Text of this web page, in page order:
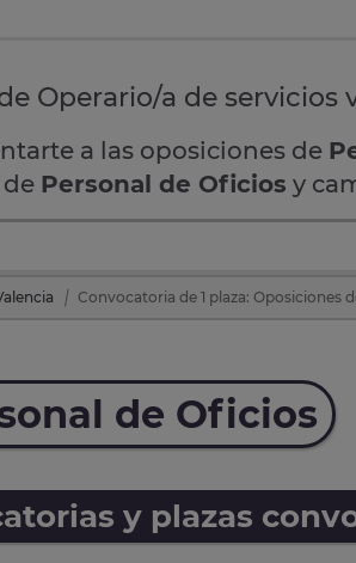
Operario/a de servicios
a las oposiciones de
de Personal de Oficios y
Convocatoria de 1 plaza: Oposiciones
de Oficios
y plazas